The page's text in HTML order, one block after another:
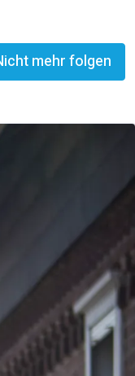
suchen
mehr folgen